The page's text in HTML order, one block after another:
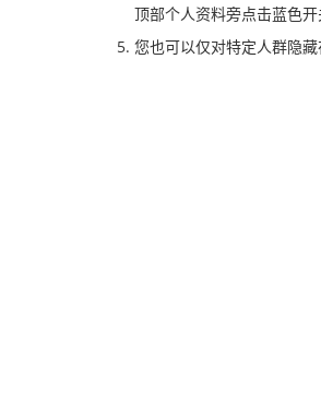
顶部个人资料旁点击蓝色开
您也可以仅对特定人群隐